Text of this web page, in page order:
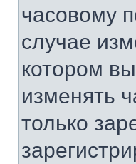
часовому
случае
котором
изменять
только